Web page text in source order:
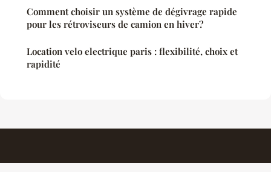
Comment choisir un système de dégivrage rapide
pour les rétroviseurs de camion en hiver?
Location velo electrique paris : flexibilité, choix et
rapidité
Automotosecurite